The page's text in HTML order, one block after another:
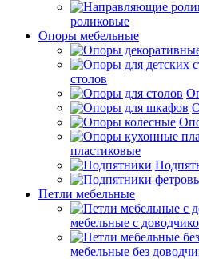
роликовые
Опоры мебельные
столов
пластиковые
Петли мебельные
мебельные с
мебельные без